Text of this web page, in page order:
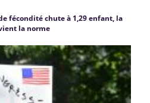
fécondité chute à 1,29 enfant, la
la norme